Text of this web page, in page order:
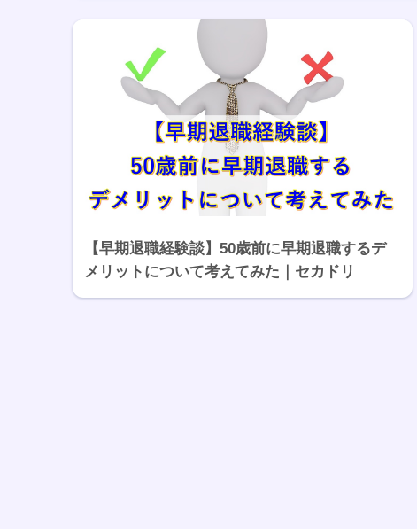
【早期退職経験談】50歳前に早期退職するデ
メリットについて考えてみた｜セカドリ